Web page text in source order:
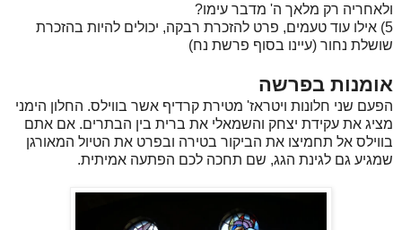
ולאחריה רק מלאך ה' מדבר עימו?
5) אילו עוד טעמים, פרט להזכרת רבקה, יכולים להיות בהזכרת
שושלת נחור (עיינו בסוף פרשת נח)
אומנות בפרשה
הפעם שני חלונות ויטראז' מטירת קרדיף אשר בווילס. החלון הימני
מציג את עקידת יצחק והשמאלי את ברית בין הבתרים. אם אתם
בווילס אל תחמיצו את הביקור בטירה ובפרט את הטיול המאורגן
שמגיע גם לגינת הגג, שם תחכה לכם הפתעה אמיתית.